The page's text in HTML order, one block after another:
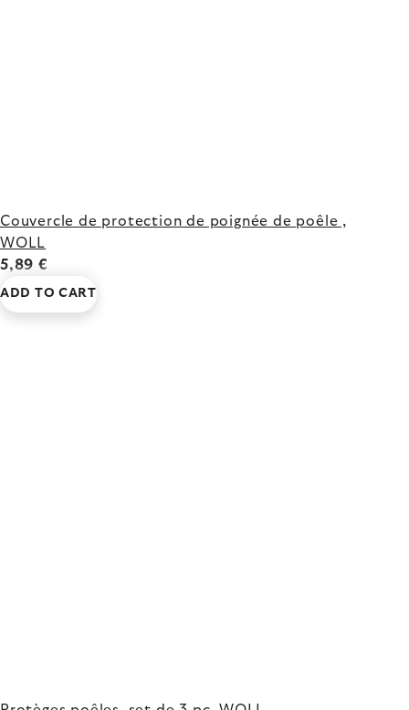
Couvercle de protection de poignée de poêle ,
WOLL
5,89 €
ADD TO CART